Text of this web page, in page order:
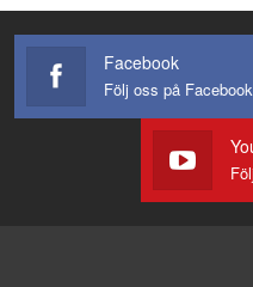
Facebook
Följ oss på Facebook